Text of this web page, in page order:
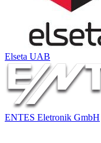
Elseta UAB
ENTES Eletronik GmbH